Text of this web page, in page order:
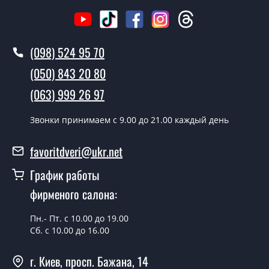
Вызов замерщика-консультанта стоит 500 грн.
Вы производите установку
межкомнатных дверей ТМ Фаворит?
Да производим. Монтаж межкомнатных дверей ТМ
Фаворит производится согласно очереди, во все дни
кроме воскресенья.
Classic-26 Steklo?
Стоимость установки дверей Classic-26 Steklo - от
1800 грн.
Можно на сегодня вызвать
замерщика?
(098) 524 95 70
(050) 843 20 80
(063) 999 26 97
Звонки принимаем c 9.00 до 21.00 каждый день
favoritdveri@ukr.net
График работы
фирменого салона:
Пн.- Пт. с 10.00 до 19.00
Сб. с 10.00 до 16.00
г. Киев, просп. Бажана, 14